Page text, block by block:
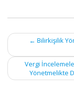
Post
← Bilirkişilik
Vergi
Yönetmelikte